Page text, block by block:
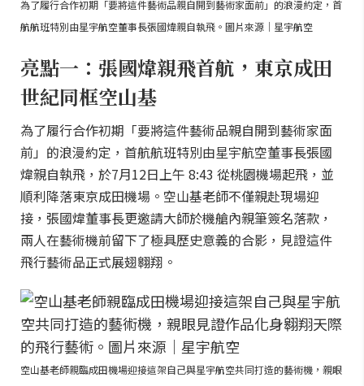
為了履行合作初期「要將這件藝術品親自開到藝術家面前」的浪漫約定，首
航航班特別由星宇航空董事長張國煒親自執飛。圖片來源｜星宇航空
亮點一：張國煒親飛首航，東京成田
世紀同框空山基
為了履行合作初期「要將這件藝術品親自開到藝術家面
前」的浪漫約定，首航航班特別由星宇航空董事長張國
煒親自執飛，於7月12日上午 8:43 從桃園機場起飛，並
順利降落東京成田機場。空山基老師不僅親赴現場迎
接，張國煒董事長更邀請大師於機艙內親筆簽名落款，
兩人在藝術機前留下了極具歷史意義的合影，見證這件
飛行藝術品正式展翅翱翔。
空山基老師親臨成田機場迎接這架自己與星宇航空共同打造的藝術機，親眼